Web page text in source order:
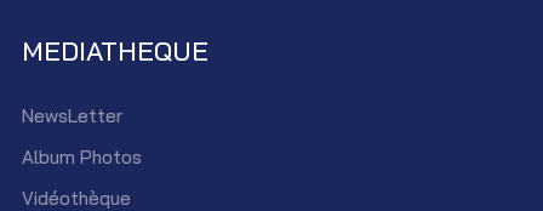
MEDIATHEQUE
NewsLetter
Album Photos
Vidéothèque